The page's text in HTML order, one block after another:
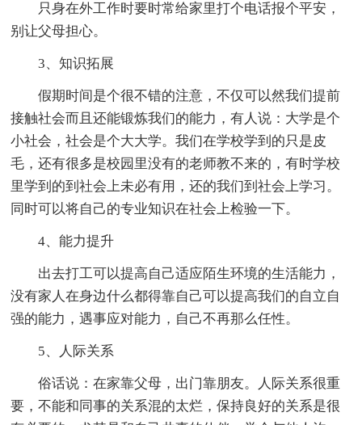
只身在外工作时要时常给家里打个电话报个平安，
别让父母担心。
3、知识拓展
假期时间是个很不错的注意，不仅可以然我们提前
接触社会而且还能锻炼我们的能力，有人说：大学是个
小社会，社会是个大大学。我们在学校学到的只是皮
毛，还有很多是校园里没有的老师教不来的，有时学校
里学到的到社会上未必有用，还的我们到社会上学习。
同时可以将自己的专业知识在社会上检验一下。
4、能力提升
出去打工可以提高自己适应陌生环境的生活能力，
没有家人在身边什么都得靠自己可以提高我们的自立自
强的能力，遇事应对能力，自己不再那么任性。
5、人际关系
俗话说：在家靠父母，出门靠朋友。人际关系很重
要，不能和同事的关系混的太烂，保持良好的关系是很